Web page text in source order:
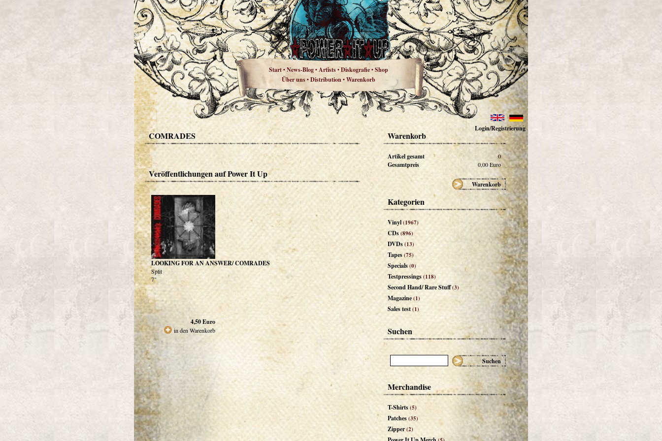
Start•News-Blog•Artists•Diskografie•Shop
Über uns•Distribution•Warenkorb
Login/Registrierung
COMRADES
Veröffentlichungen auf Power It Up
LOOKING FOR AN ANSWER/ COMRADES
Split
7"
4,50Euro
in den Warenkorb
Warenkorb
Artikel gesamt 0
Gesamtpreis 0,00Euro
Warenkorb
Kategorien
Vinyl(1967)
CDs(896)
DVDs(13)
Tapes(75)
Specials(0)
Testpressings(118)
Second Hand/ Rare Stuff(3)
Magazine(1)
Sales test(1)
Suchen
Suchen
Merchandise
T-Shirts(5)
Patches(35)
Zipper(2)